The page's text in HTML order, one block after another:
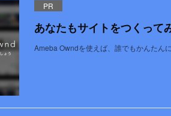
PR
あなたもサイトをつくって
Ameba Owndを使えば、誰でもかんたん